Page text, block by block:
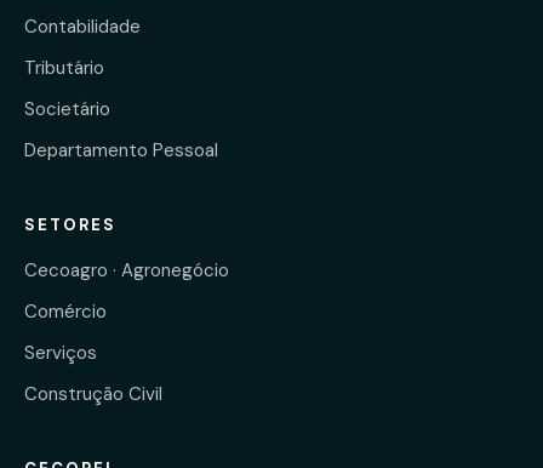
Contabilidade
Tributário
Societário
Departamento Pessoal
SETORES
Cecoagro · Agronegócio
Comércio
Serviços
Construção Civil